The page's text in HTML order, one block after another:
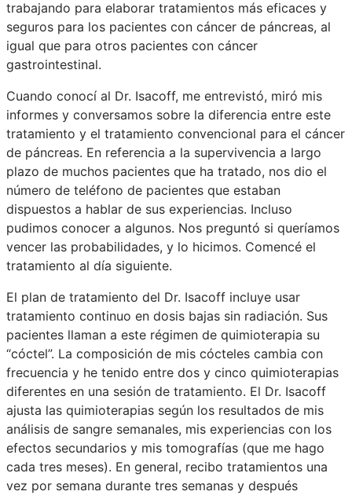
trabajando para elaborar tratamientos más eficaces y
seguros para los pacientes con cáncer de páncreas, al
igual que para otros pacientes con cáncer
gastrointestinal.
Cuando conocí al Dr. Isacoff, me entrevistó, miró mis
informes y conversamos sobre la diferencia entre este
tratamiento y el tratamiento convencional para el cáncer
de páncreas. En referencia a la supervivencia a largo
plazo de muchos pacientes que ha tratado, nos dio el
número de teléfono de pacientes que estaban
dispuestos a hablar de sus experiencias. Incluso
pudimos conocer a algunos. Nos preguntó si queríamos
vencer las probabilidades, y lo hicimos. Comencé el
tratamiento al día siguiente.
El plan de tratamiento del Dr. Isacoff incluye usar
tratamiento continuo en dosis bajas sin radiación. Sus
pacientes llaman a este régimen de quimioterapia su
“cóctel”. La composición de mis cócteles cambia con
frecuencia y he tenido entre dos y cinco quimioterapias
diferentes en una sesión de tratamiento. El Dr. Isacoff
ajusta las quimioterapias según los resultados de mis
análisis de sangre semanales, mis experiencias con los
efectos secundarios y mis tomografías (que me hago
cada tres meses). En general, recibo tratamientos una
vez por semana durante tres semanas y después